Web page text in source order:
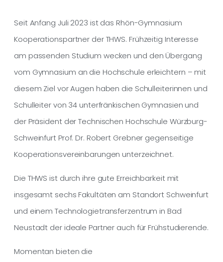
Seit Anfang Juli 2023 ist das Rhön-Gymnasium
Kooperationspartner der THWS. Frühzeitig Interesse
am passenden Studium wecken und den Übergang
vom Gymnasium an die Hochschule erleichtern – mit
diesem Ziel vor Augen haben die Schulleiterinnen und
Schulleiter von 34 unterfränkischen Gymnasien und
der Präsident der Technischen Hochschule Würzburg-
Schweinfurt Prof. Dr. Robert Grebner gegenseitige
Kooperationsvereinbarungen unterzeichnet.
Die THWS ist durch ihre gute Erreichbarkeit mit
insgesamt sechs Fakultäten am Standort Schweinfurt
und einem Technologietransferzentrum in Bad
Neustadt der ideale Partner auch für Frühstudierende.
Momentan bieten die